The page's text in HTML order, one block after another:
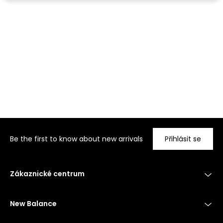
Be the first to know about new arrivals Přihlásit se
Zákaznické centrum
New Balance